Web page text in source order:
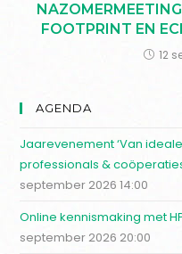
FOOTPRINT EN
12
AGENDA
Jaarevenement ‘Van
professionals &
september 2026 14:00
Online kennismaking met
september 2026 20:00